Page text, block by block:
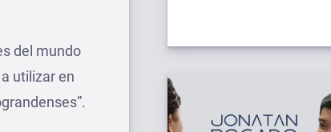
del mundo
utilizar en